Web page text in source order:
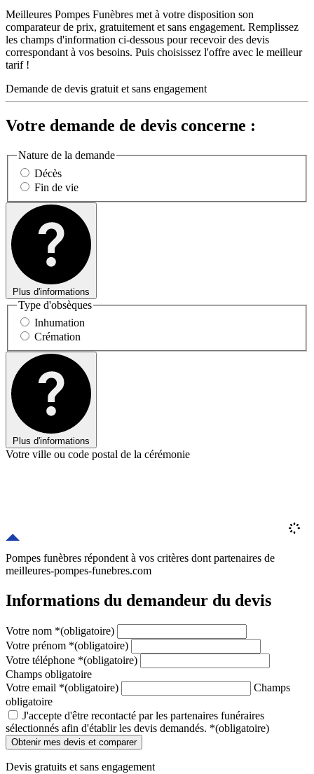
Meilleures Pompes Funèbres met à votre disposition son
comparateur de prix, gratuitement et sans engagement. Remplissez
les champs d'information ci-dessous pour recevoir des devis
correspondant à vos besoins. Puis choisissez l'offre avec le meilleur
tarif !
Demande de devis gratuit et sans engagement
Votre demande de devis concerne :
Nature de la demande
Décès
Fin de vie
Plus d'informations
Type d'obsèques
Inhumation
Crémation
Plus d'informations
Votre ville ou code postal de la cérémonie
Pompes funèbres répondent à vos critères dont partenaires de
meilleures-pompes-funebres.com
Informations du demandeur du devis
Votre nom *(obligatoire)
Votre prénom *(obligatoire)
Votre téléphone *(obligatoire)
Champs obligatoire
Votre email *(obligatoire)
Champs
obligatoire
J'accepte d'être recontacté par les partenaires funéraires
sélectionnés afin d'établir les devis demandés. *(obligatoire)
Devis gratuits et sans engagement